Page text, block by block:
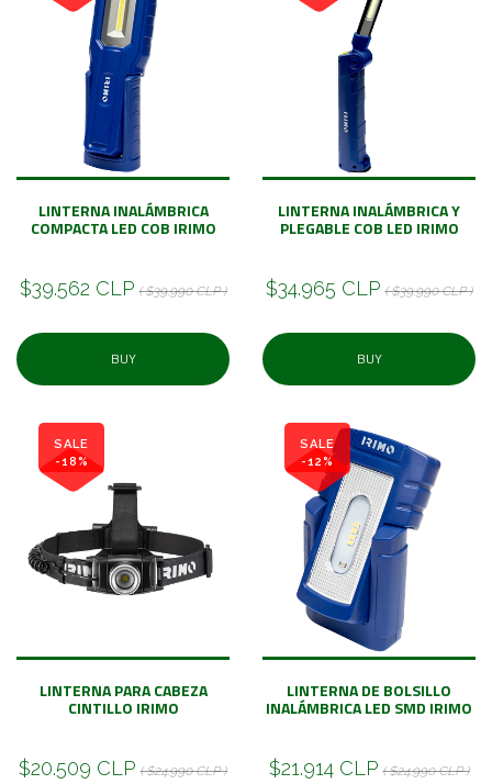
LINTERNA INALÁMBRICA
COMPACTA LED COB IRIMO
$39.562 CLP ( $39.990 CLP )
BUY
LINTERNA INALÁMBRICA Y
PLEGABLE COB LED IRIMO
$34.965 CLP ( $39.990 CLP )
BUY
SALE
-18%
LINTERNA PARA CABEZA
CINTILLO IRIMO
$20.509 CLP ( $24.990 CLP )
SALE
-12%
LINTERNA DE BOLSILLO
INALÁMBRICA LED SMD IRIMO
$21.914 CLP ( $24.990 CLP )